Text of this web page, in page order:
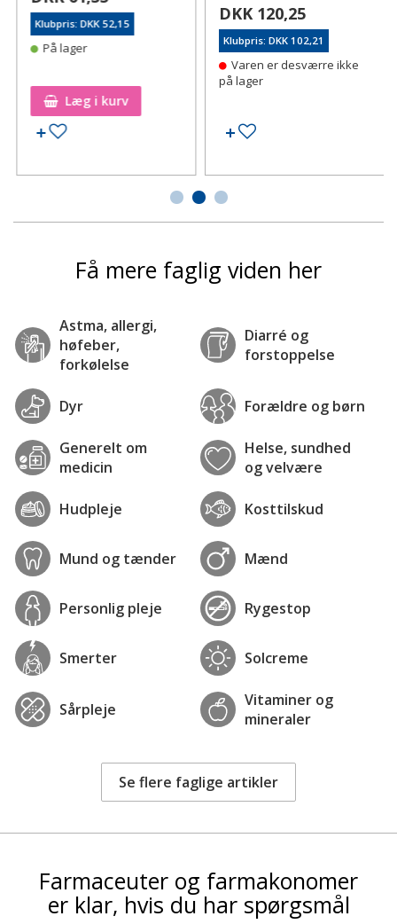
Klubpris: DKK 52,15
På lager
Læg i kurv
Tilføj til ønskeseddel
DKK 120,25
Klubpris: DKK 102,21
Varen er desværre ikke
på lager
Tilføj til ønskeseddel
Få mere faglig viden her
Astma, allergi,
høfeber,
forkølelse
Diarré og
forstoppelse
Dyr Forældre og børn
Generelt om
medicin
Helse, sundhed
og velvære
Hudpleje Kosttilskud
Mund og tænder Mænd
Personlig pleje Rygestop
Smerter Solcreme
Sårpleje
Vitaminer og
mineraler
Se flere faglige artikler
Farmaceuter og farmakonomer
er klar, hvis du har spørgsmål